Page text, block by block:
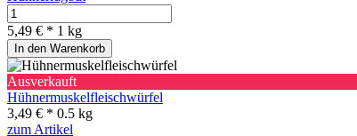
5,49 € * 1 kg
In den Warenkorb
Ausverkauft
Hühnermuskelfleischwürfel
3,49 € * 0.5 kg
zum Artikel